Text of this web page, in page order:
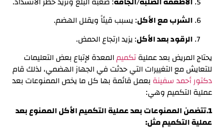
الشرب مع الأكل: يسبب قيئاً ويقلل الهضم.
الرقود بعد الأكل: يزيد ارتجاع الحمض.
يحتاج المريض بعد عمليةتكميمالمعدة لإتباع بعض التعليمات
للتعايش مع التغييرات التي حدثت في الجهاز الهضمي، لذلك قام
دكتور أحمد سفينة بعمل قائمة بها كل ما يخص الممنوعات بعد
عملية التكميم وهي:
1.تتض
من الممنوعات بعد عملية التكميمالأكل الممنوع بعد
عملية التكميممثل: